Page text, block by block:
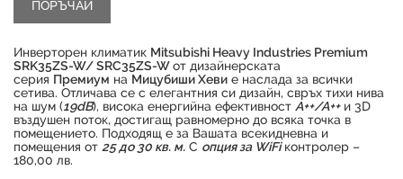
Инверторен климатик Mitsubishi Heavy Industries Premium
SRK35ZS-W/ SRC35ZS-Wот дизайнерската
серия Премиум на Мицубиши Хеви е наслада за всички
сетива. Отличава се с елегантния си дизайн, свръх тихи нива
на шум (19dB), висока енергийна ефективност А++/А++и 3D
въздушен поток, достигащ равномерно до всяка точка в
помещението. Подходящ е за Вашата всекидневна и
помещения от 25 до 30 кв. м. С опция за WiFiконтролер –
180,00 лв.